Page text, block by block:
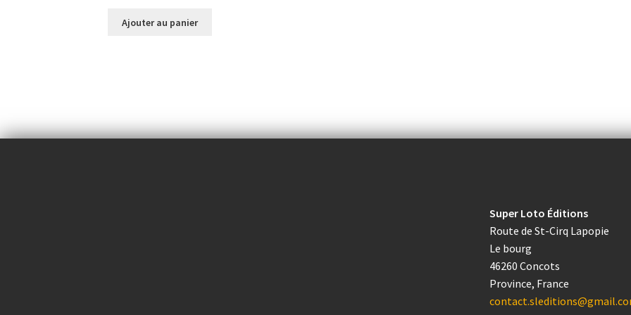
Ajouter au panier
Super Loto Éditions
Route de St-Cirq Lapopie
Le bourg
46260 Concots
Province, France